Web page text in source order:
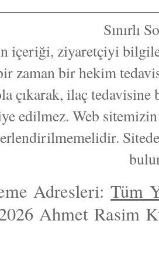
Sınırlı
içeriği, ziyaretçiyi
zaman bir hekim
çıkarak, ilaç
edilmez. Web
Adresleri:Tüm
Ahmet Rasim